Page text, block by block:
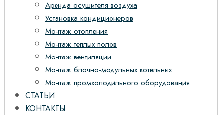
Аренда осушителя воздуха
Установка кондиционеров
Монтаж отопления
Монтаж теплых полов
Монтаж вентиляции
Монтаж блочно-модульных котельных
Монтаж промхолодильного оборудования
СТАТЬИ
КОНТАКТЫ